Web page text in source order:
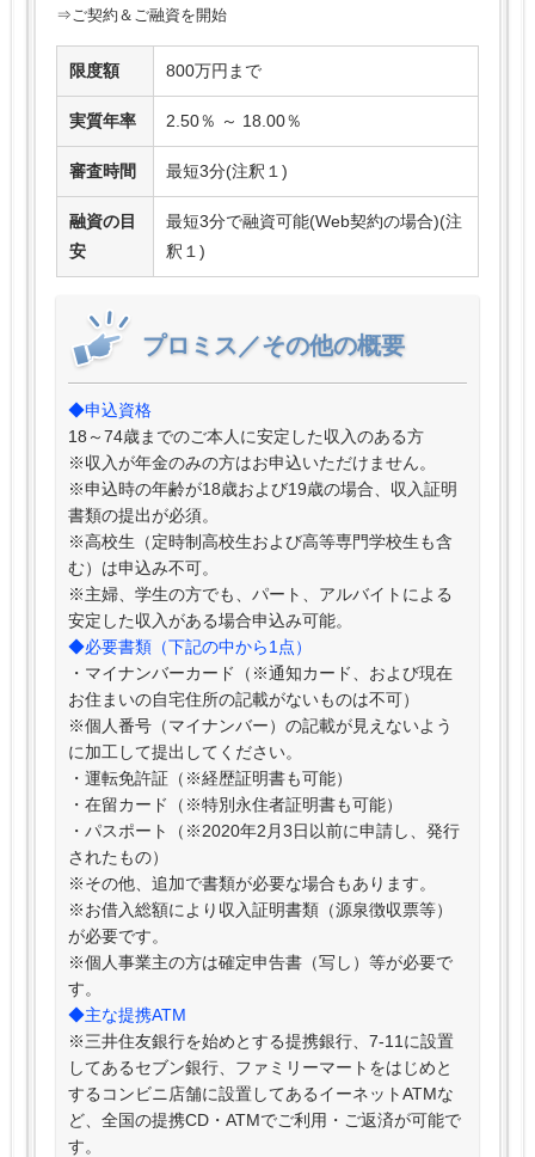
⇒ご契約＆ご融資を開始
限度額 800万円まで
実質年率 2.50％ ～ 18.00％
審査時間 最短3分(注釈１)
融資の目
安
最短3分で融資可能(Web契約の場合)(注
釈１)
プロミス／その他の概要
◆申込資格
18～74歳までのご本人に安定した収入のある方
※収入が年金のみの方はお申込いただけません。
※申込時の年齢が18歳および19歳の場合、収入証明
書類の提出が必須。
※高校生（定時制高校生および高等専門学校生も含
む）は申込み不可。
※主婦、学生の方でも、パート、アルバイトによる
安定した収入がある場合申込み可能。
◆必要書類（下記の中から1点）
・マイナンバーカード（※通知カード、および現在
お住まいの自宅住所の記載がないものは不可）
※個人番号（マイナンバー）の記載が見えないよう
に加工して提出してください。
・運転免許証（※経歴証明書も可能）
・在留カード（※特別永住者証明書も可能）
・パスポート（※2020年2月3日以前に申請し、発行
されたもの）
※その他、追加で書類が必要な場合もあります。
※お借入総額により収入証明書類（源泉徴収票等）
が必要です。
※個人事業主の方は確定申告書（写し）等が必要で
す。
◆主な提携ATM
※三井住友銀行を始めとする提携銀行、7-11に設置
してあるセブン銀行、ファミリーマートをはじめと
するコンビニ店舗に設置してあるイーネットATMな
ど、全国の提携CD・ATMでご利用・ご返済が可能で
す。